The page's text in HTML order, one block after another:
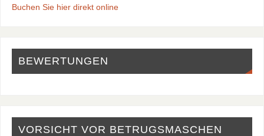
Buchen Sie hier direkt online
BEWERTUNGEN
VORSICHT VOR BETRUGSMASCHEN